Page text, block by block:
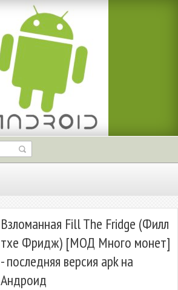
Взломанная Fill The Fridge (Филл
тхе Фридж) [МОД Много монет]
- последняя версия apk на
Андроид